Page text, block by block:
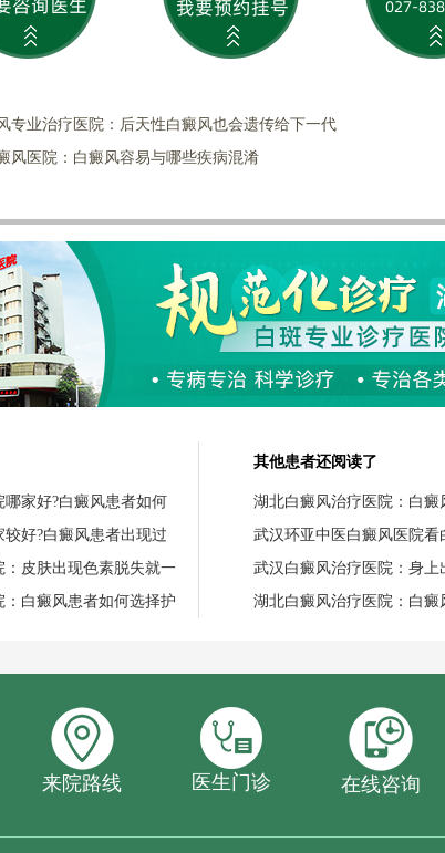
专业治疗医院：后天性白癜风也会遗传给下一代
风医院：白癜风容易与哪些疾病混淆
家好?白癜风患者如何
好?白癜风患者出现过
皮肤出现色素脱失就一
白癜风患者如何选择护
其他患者还阅读了
湖北白癜风治疗医院：白癜
武汉环亚中医白癜风医院看
武汉白癜风治疗医院：身上
湖北白癜风治疗医院：白癜
来院路线 医生门诊 在线咨询